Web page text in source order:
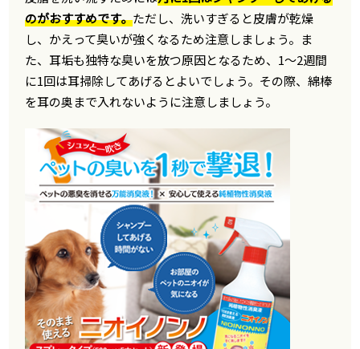
のがおすすめです。ただし、洗いすぎると皮膚が乾燥
し、かえって臭いが強くなるため注意しましょう。ま
た、耳垢も独特な臭いを放つ原因となるため、1〜2週間
に1回は耳掃除してあげるとよいでしょう。その際、綿棒
を耳の奥まで入れないように注意しましょう。